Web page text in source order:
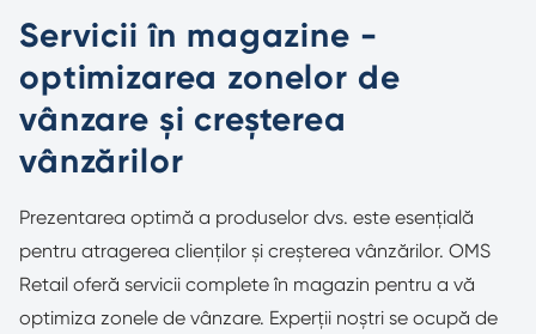
Servicii în magazine -
optimizarea zonelor de
vânzare și creșterea
vânzărilor
Prezentarea optimă a produselor dvs. este esențială
pentru atragerea clienților și creșterea vânzărilor. OMS
Retail oferă servicii complete în magazin pentru a vă
optimiza zonele de vânzare. Experții noștri se ocupă de